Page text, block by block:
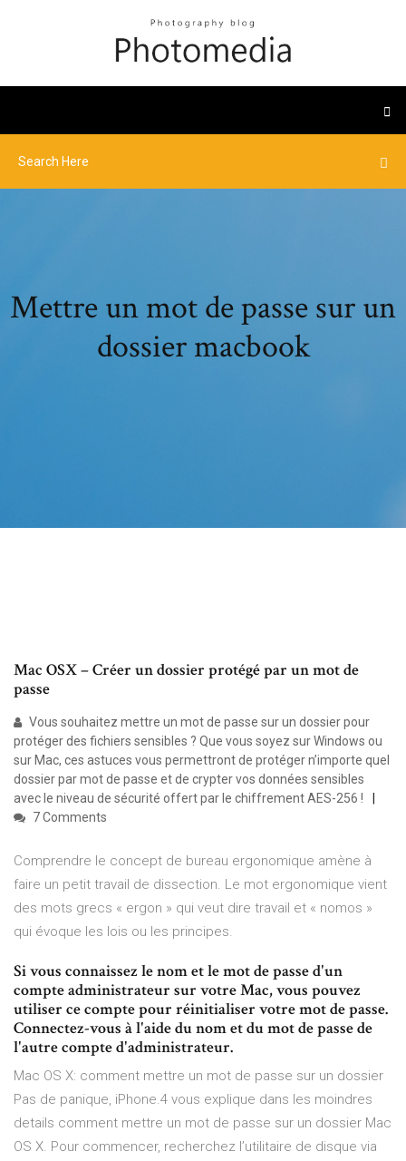
Mettre un mot de passe sur un
dossier macbook
Mac OSX – Créer un dossier protégé par un mot de
passe
Vous souhaitez mettre un mot de passe sur un dossier pour
protéger des fichiers sensibles ? Que vous soyez sur Windows ou
sur Mac, ces astuces vous permettront de protéger n’importe quel
dossier par mot de passe et de crypter vos données sensibles
avec le niveau de sécurité offert par le chiffrement AES-256 !
7 Comments
Comprendre le concept de bureau ergonomique amène à
faire un petit travail de dissection. Le mot ergonomique vient
des mots grecs « ergon » qui veut dire travail et « nomos »
qui évoque les lois ou les principes.
Si vous connaissez le nom et le mot de passe d'un
compte administrateur sur votre Mac, vous pouvez
utiliser ce compte pour réinitialiser votre mot de passe.
Connectez-vous à l'aide du nom et du mot de passe de
l'autre compte d'administrateur.
Mac OS X: comment mettre un mot de passe sur un dossier
Pas de panique, iPhone.4 vous explique dans les moindres
details comment mettre un mot de passe sur un dossier Mac
OS X. Pour commencer, recherchez l’utilitaire de disque via